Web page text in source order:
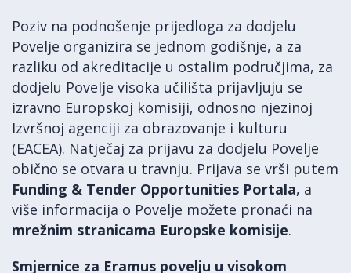
Poziv na podnošenje prijedloga za dodjelu
Povelje organizira se jednom godišnje, a za
razliku od akreditacije u ostalim područjima, za
dodjelu Povelje visoka učilišta prijavljuju se
izravno Europskoj komisiji, odnosno njezinoj
Izvršnoj agenciji za obrazovanje i kulturu
(EACEA). Natječaj za prijavu za dodjelu Povelje
obično se otvara u travnju. Prijava se vrši putem
Funding & Tender Opportunities Portala, a
više informacija o Povelje možete pronaći na
mrežnim stranicama Europske komisije.
Smjernice za Eramus povelju u visokom